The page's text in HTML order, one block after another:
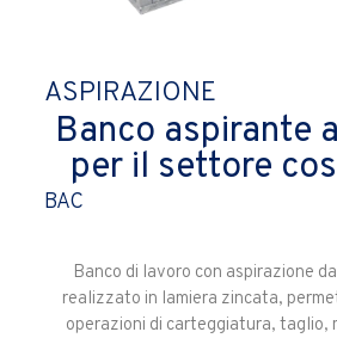
ASPIRAZIONE
Banco aspirante
per il settore
BAC
Banco di lavoro con aspirazione
realizzato in lamiera zincata,
operazioni di carteggiatura, taglio,